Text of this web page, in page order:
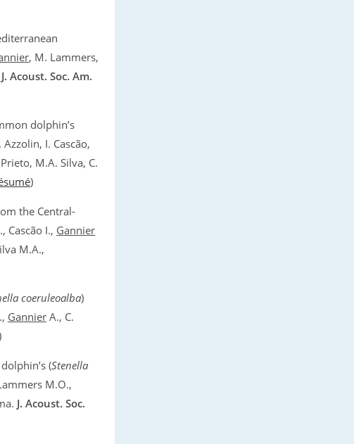
, M. Lammers,
J. Acoust. Soc. Am.
dolphin’s
I. Cascão,
M.A. Silva, C.
)
the Central-
Cascão I., Gannier
M.A.,
coeruleoalba)
Gannier A., C.
(Stenella
M.O.,
J. Acoust. Soc.